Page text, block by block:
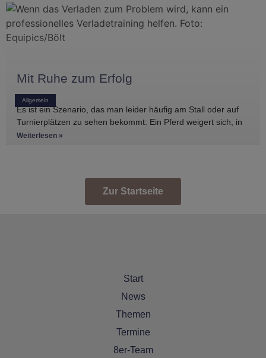
Allgemein
Mit Ruhe zum Erfolg
Es ist ein Szenario, das man leider häufig am Stall oder auf
Turnierplätzen zu sehen bekommt: Ein Pferd weigert sich, in
den Anhänger zu
Weiterlesen »
Zur Startseite
Start
News
Themen
Termine
8er-Team